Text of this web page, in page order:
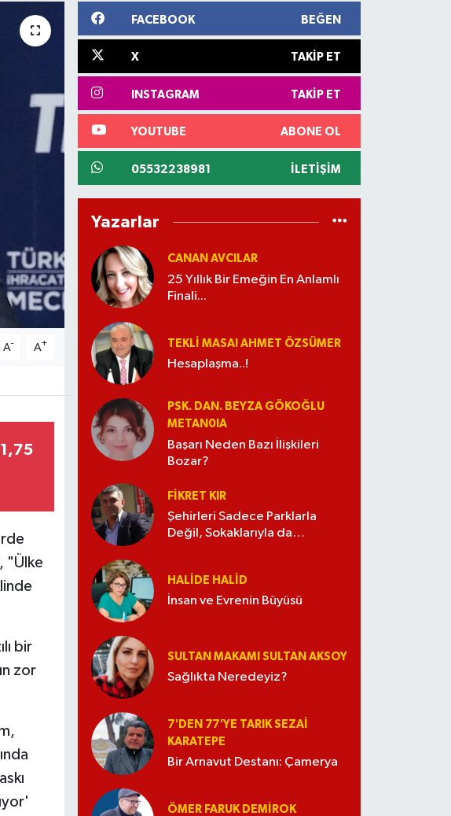
A- A+
"Ülke
bir
zor
FACEBOOK BEĞEN
X TAKIP ET
INSTAGRAM TAKIP ET
YOUTUBE ABONE OL
05532238981 İLETIŞIM
Yazarlar
CANAN AVCILAR
25 Yıllık Bir Emeğin En Anlamlı
Finali...
TEKLI MASA! AHMET ÖZSÜMER
Hesaplaşma..!
PSK. DAN. BEYZA GÖKOĞLU
METAN0IA
Başarı Neden Bazı İlişkileri
Bozar?
FIKRET KIR
Şehirleri Sadece Parklarla
Değil, Sokaklarıyla da
HALIDE HALID
İnsan ve Evrenin Büyüsü
SULTAN MAKAMI SULTAN AKSOY
Sağlıkta Neredeyiz?
7'DEN 77'YE TARIK SEZAI
KARATEPE
Bir Arnavut Destanı: Çamerya
ÖMER FARUK DEMIROK